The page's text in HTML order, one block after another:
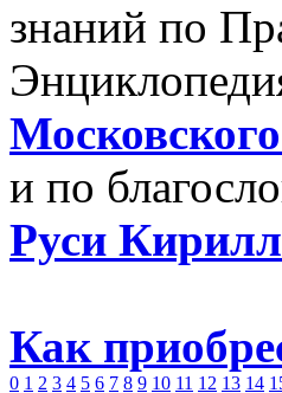
знаний по
и по
Руси
Как
0 1 2 3 4 5 6 7 8 9 10 11 12 13 14